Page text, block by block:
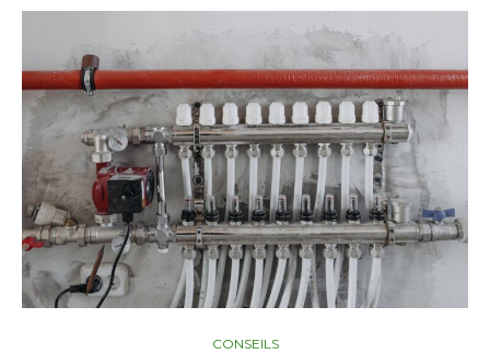
CONSEILS